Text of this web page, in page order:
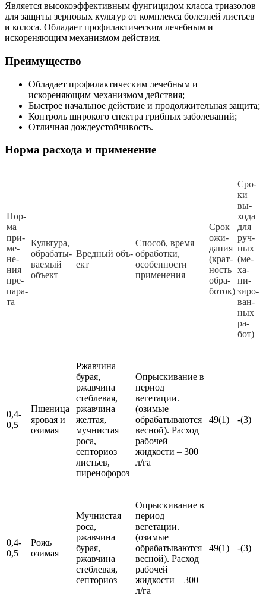
Является высокоэффективным фунгицидом класса триазолов
для защиты зерновых культур от комплекса болезней листьев
и колоса. Обладает профилактическим лечебным и
искореняющим механизмом действия.
Преимущество
Обладает профилактическим лечебным и
искореняющим механизмом действия;
Быстрое начальное действие и продолжительная защита;
Контроль широкого спектра грибных заболеваний;
Отличная дождеустойчивость.
Норма расхода и применение
Нор­
ма
при­
ме­
не­
ния
пре­
па­ра­
та
Куль­ту­ра,
об­ра­ба­ты­
ва­емый
объ­ект
Вред­ный объ­
ект
Спо­соб, вре­мя
об­ра­бот­ки,
осо­бен­нос­ти
при­ме­не­ния
Срок
ожи­
да­ния
(крат­
ность
об­ра­
бо­ток)
Сро­
ки
вы­
хо­да
для
руч­
ных
(ме­
ха­
ни­
зи­ро­
ван­
ных
ра­
бот)
0,4-
0,5
Пшеница
яровая и
озимая
Ржавчина
бурая,
ржавчина
стеблевая,
ржавчина
желтая,
мучнистая
роса,
септориоз
листьев,
пиренофороз
Опрыскивание в
период
вегетации.
(озимые
обрабатываются
весной). Расход
рабочей
жидкости – 300
л/га
49(1) -(3)
0,4-
0,5
Рожь
озимая
Мучнистая
роса,
ржавчина
бурая,
ржавчина
стеблевая,
септориоз
Опрыскивание в
период
вегетации.
(озимые
обрабатываются
весной). Расход
рабочей
жидкости – 300
л/га
49(1) -(3)